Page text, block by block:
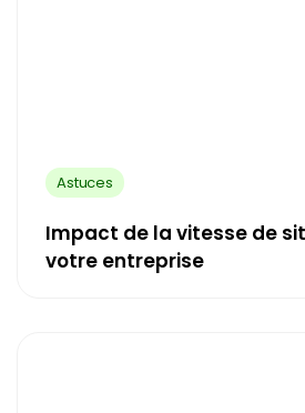
Astuces
Impact de la vitesse de
votre entreprise